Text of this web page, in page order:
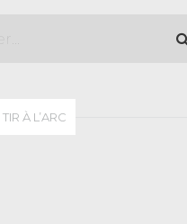
À L’ARC